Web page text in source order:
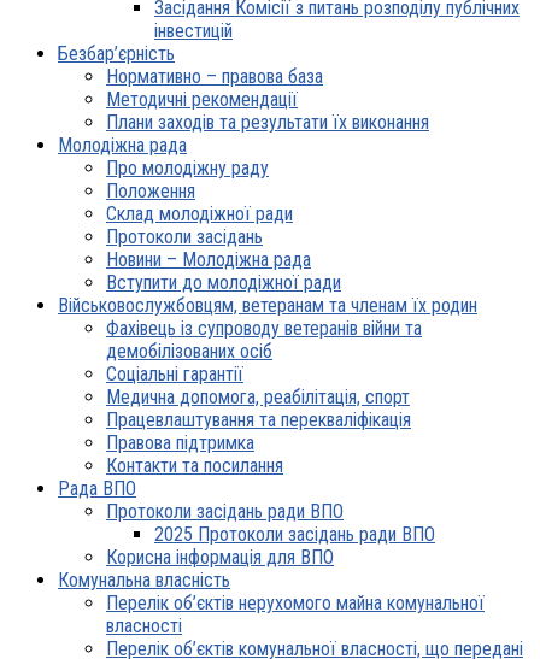
Засідання Комісії з питань розподілу публічних
інвестицій
Безбар’єрність
Нормативно – правова база
Методичні рекомендації
Плани заходів та результати їх виконання
Молодіжна рада
Про молодіжну раду
Положення
Склад молодіжної ради
Протоколи засідань
Новини – Молодіжна рада
Вступити до молодіжної ради
Військовослужбовцям, ветеранам та членам їх родин
Фахівець із супроводу ветеранів війни та
демобілізованих осіб
Соціальні гарантії
Медична допомога, реабілітація, спорт
Працевлаштування та перекваліфікація
Правова підтримка
Контакти та посилання
Рада ВПО
Протоколи засідань ради ВПО
2025 Протоколи засідань ради ВПО
Корисна інформація для ВПО
Комунальна власність
Перелік об’єктів нерухомого майна комунальної
власності
Перелік об’єктів комунальної власності, що передані